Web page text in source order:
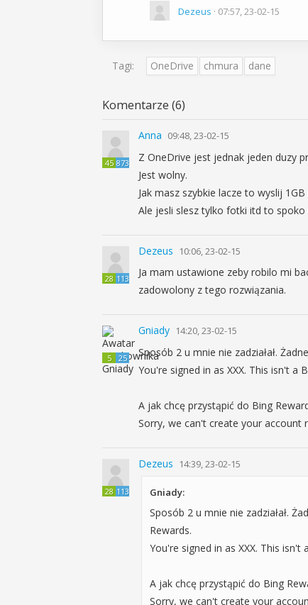
Dezeus · 07:57, 23-02-15
Tagi: OneDrive chmura dane
Komentarze (6)
45 873
Anna 09:48, 23-02-15
Z OneDrive jest jednak jeden duzy
Jest wolny.
Jak masz szybkie lacze to wyslij
Ale jesli slesz tylko fotki itd to
28 113
Dezeus 10:06, 23-02-15
Ja mam ustawione zeby robilo mi
zadowolony z tego rozwiązania.
5 25
Gniady 14:20, 23-02-15
Sposób 2 u mnie nie zadziałał.
You're signed in as XXX. This isn't a
A jak chcę przystąpić do Bing
Sorry, we can't create your account
28 113
Dezeus 14:39, 23-02-15
Gniady:
Sposób 2 u mnie nie zadziałał.
Rewards.
You're signed in as XXX. This isn't
A jak chcę przystąpić do Bing
Sorry, we can't create your